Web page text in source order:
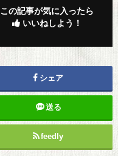
この記事が気に入ったら
いいねしよう！
シェア
送る
feedly